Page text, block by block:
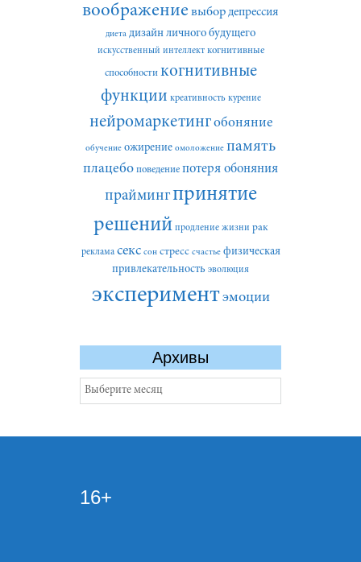
воображение выбор депрессия
диета дизайн личного будущего
искусственный интеллект когнитивные
способности когнитивные
функции креативность курение
нейромаркетингобоняние
обучение ожирение омоложение память
плацебо поведение потеря обоняния
праймингпринятие
решений продление жизни рак
реклама секс сон стресс счастье физическая
привлекательность эволюция
экспериментэмоции
Архивы
Архивы
16+